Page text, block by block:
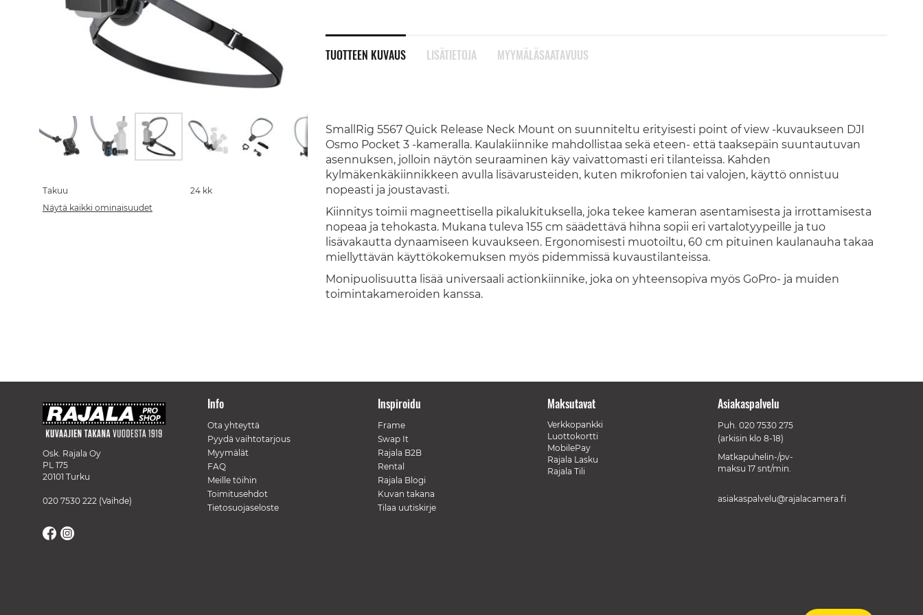
TUOTTEEN KUVAUS
SmallRig 5567 Quick Release Neck Mount on suunniteltu erityisesti point of view -kuvaukseen DJI
Osmo Pocket 3 -kameralla. Kaulakiinnike mahdollistaa sekä eteen- että taaksepäin suuntautuvan
asennuksen, jolloin näytön seuraaminen käy vaivattomasti eri tilanteissa. Kahden
kylmäkenkäkiinnikkeen avulla lisävarusteiden, kuten mikrofonien tai valojen, käyttö onnistuu
nopeasti ja joustavasti.
Kiinnitys toimii magneettisella pikalukituksella, joka tekee kameran asentamisesta ja irrottamisesta
nopeaa ja tehokasta. Mukana tuleva 155 cm säädettävä hihna sopii eri vartalotyypeille ja tuo
lisävakautta dynaamiseen kuvaukseen. Ergonomisesti muotoiltu, 60 cm pituinen kaulanauha takaa
miellyttävän käyttökokemuksen myös pidemmissä kuvaustilanteissa.
Monipuolisuutta lisää universaali actionkiinnike, joka on yhteensopiva myös GoPro- ja muiden
toimintakameroiden kanssa.
LISÄTIETOJA MYYMÄLÄSAATAVUUS
the
beginning
of
Takuu
24 kk
Näytä kaikki ominaisuudet
Osk. Rajala Oy
PL 175
20101 Turku
020 7530 222 (Vaihde)
Info
Ota yhteyttä
Pyydä vaihtotarjous
Myymälät
FAQ
Meille töihin
Toimitusehdot
Tietosuojaseloste
Inspiroidu
Frame
Swap It
Rajala B2B
Rental
Rajala Blogi
Kuvan takana
Tilaa uutiskirje
Maksutavat
Verkkopankki
Luottokortti
MobilePay
Rajala Lasku
Rajala Tili
Asiakaspalvelu
Puh. 020 7530 275
(arkisin klo 8-18)
Matkapuhelin-/pv-
maksu 17 snt/min.
asiakaspalvelu@rajalacamera.fi